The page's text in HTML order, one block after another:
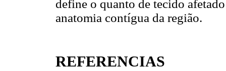
define o quanto de tecido
anatomia contígua da região.
REFERENCIAS